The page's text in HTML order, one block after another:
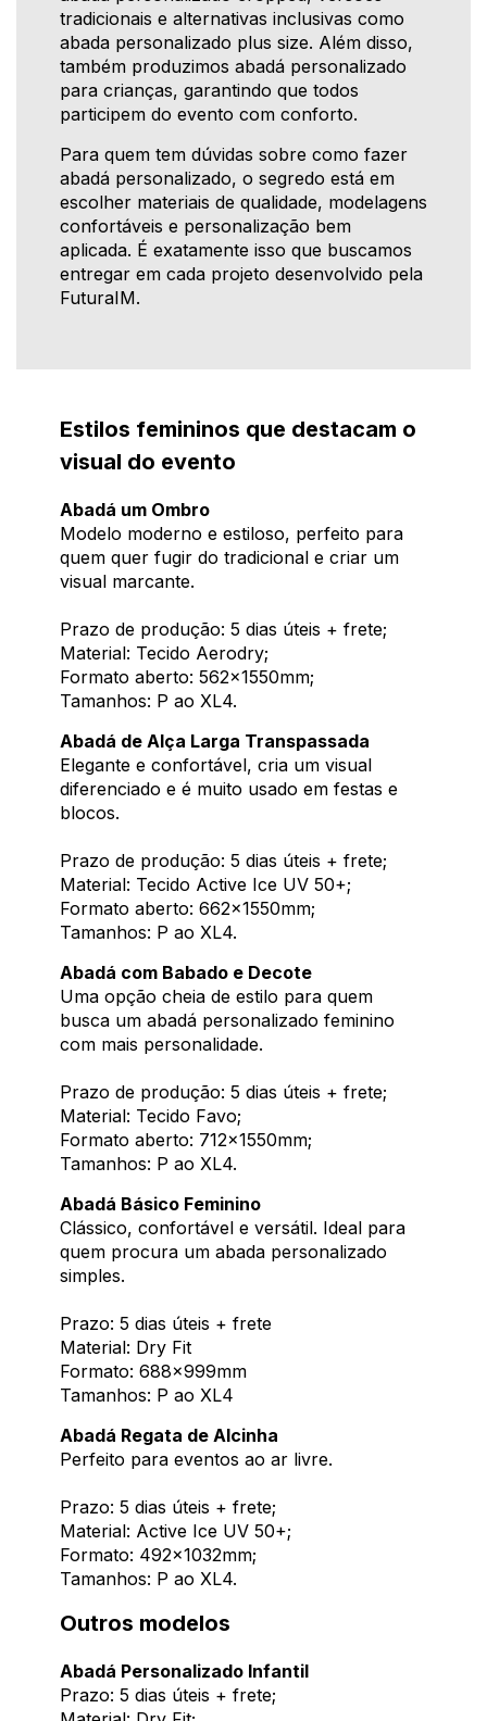
tradicionais e alternativas inclusivas como
abada personalizado plus size. Além disso,
também produzimos abadá personalizado
para crianças, garantindo que todos
participem do evento com conforto.
Para quem tem dúvidas sobre como fazer
abadá personalizado, o segredo está em
escolher materiais de qualidade, modelagens
confortáveis e personalização bem
aplicada. É exatamente isso que buscamos
entregar em cada projeto desenvolvido pela
FuturaIM.
Estilos femininos que destacam o
visual do evento
Abadá um Ombro
Modelo moderno e estiloso, perfeito para
quem quer fugir do tradicional e criar um
visual marcante.
Prazo de produção: 5 dias úteis + frete;
Material: Tecido Aerodry;
Formato aberto: 562x1550mm;
Tamanhos: P ao XL4.
Abadá de Alça Larga Transpassada
Elegante e confortável, cria um visual
diferenciado e é muito usado em festas e
blocos.
Prazo de produção: 5 dias úteis + frete;
Material: Tecido Active Ice UV 50+;
Formato aberto: 662x1550mm;
Tamanhos: P ao XL4.
Abadá com Babado e Decote
Uma opção cheia de estilo para quem
busca um abadá personalizado feminino
com mais personalidade.
Prazo de produção: 5 dias úteis + frete;
Material: Tecido Favo;
Formato aberto: 712x1550mm;
Tamanhos: P ao XL4.
Abadá Básico Feminino
Clássico, confortável e versátil. Ideal para
quem procura um abada personalizado
simples.
Prazo: 5 dias úteis + frete
Material: Dry Fit
Formato: 688x999mm
Tamanhos: P ao XL4
Abadá Regata de Alcinha
Perfeito para eventos ao ar livre.
Prazo: 5 dias úteis + frete;
Material: Active Ice UV 50+;
Formato: 492x1032mm;
Tamanhos: P ao XL4.
Outros modelos
Abadá Personalizado Infantil
Prazo: 5 dias úteis + frete;